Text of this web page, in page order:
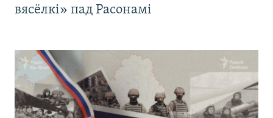
вясёлкі» пад Расонамі